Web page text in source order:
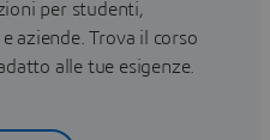
per studenti,
aziende. Trova il corso
alle tue esigenze.